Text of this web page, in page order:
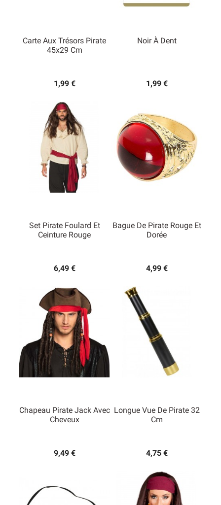
Carte Aux Trésors Pirate
45x29 Cm
1,99 €
Noir À Dent
1,99 €
Set Pirate Foulard Et
Ceinture Rouge
6,49 €
Bague De Pirate Rouge Et
Dorée
4,99 €
Chapeau Pirate Jack Avec
Cheveux
9,49 €
Longue Vue De Pirate 32
Cm
4,75 €